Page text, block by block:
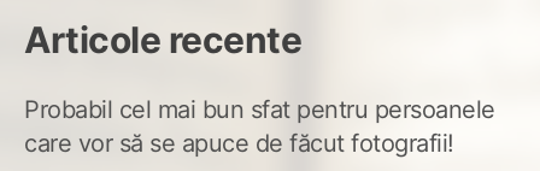
Articole recente
Probabil cel mai bun sfat pentru persoanele
care vor să se apuce de făcut fotografii!